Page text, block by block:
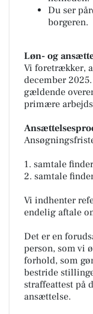
Du ser
borgeren.
Løn- og
Vi foretrækker,
december
gældende
primære
1. samtale
2. samtale
Vi indhenter
endelig aftale
Det er en
person, som vi
forhold, som
bestride
straffeattest på
ansættelse.